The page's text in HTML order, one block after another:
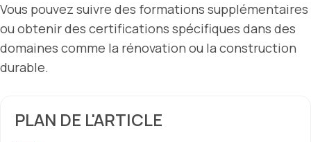
Vous pouvez suivre des formations supplémentaires
ou obtenir des certifications spécifiques dans des
domaines comme la rénovation ou la construction
durable.
PLAN DE L'ARTICLE